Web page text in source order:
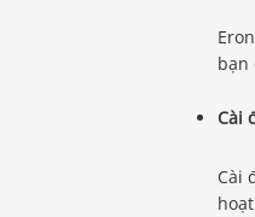
bạn
Cài
Cài